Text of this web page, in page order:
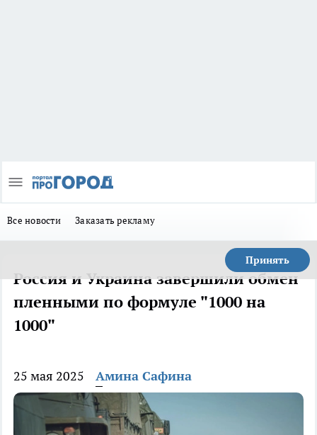
Все новости Заказать рекламу
Принять
Россия и Украина завершили обмен
пленными по формуле "1000 на
1000"
25 мая 2025 Амина Сафина